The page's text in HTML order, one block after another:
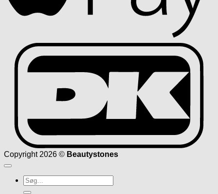
Copyright 2026 © Beautystones
Søg
efter: